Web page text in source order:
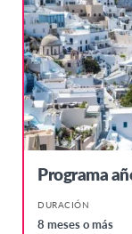
Programa
DURACIÓN
8 meses o más